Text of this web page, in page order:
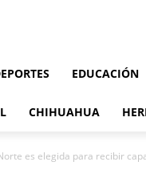
EDUCACIÓN
CHIHUAHUA
es elegida para recibir